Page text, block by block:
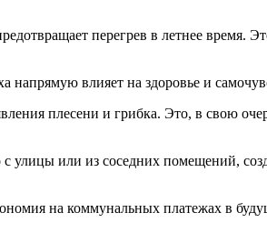
перегрев в летнее время.
напрямую влияет на здоровье и
плесени и грибка. Это, в свою
улицы или из соседних помещений,
на коммунальных платежах в